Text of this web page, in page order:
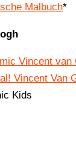
Malbuch*
Vincent van
Vincent Van
Kids